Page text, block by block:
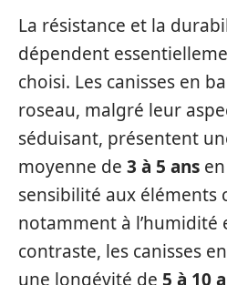
La résistance et la
dépendent
choisi. Les canisses en
roseau, malgré leur
séduisant, présentent
moyenne de 3 à 5 ans
sensibilité aux éléments
notamment à l’humidité
contraste, les canisses
une longévité de 5 à 10